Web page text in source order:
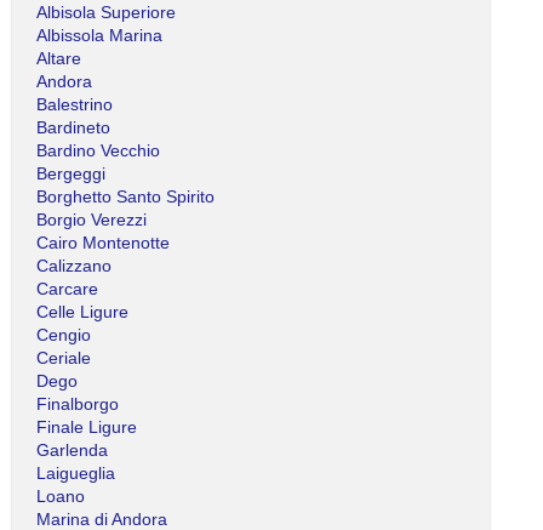
Albisola Superiore
Albissola Marina
Altare
Andora
Balestrino
Bardineto
Bardino Vecchio
Bergeggi
Borghetto Santo Spirito
Borgio Verezzi
Cairo Montenotte
Calizzano
Carcare
Celle Ligure
Cengio
Ceriale
Dego
Finalborgo
Finale Ligure
Garlenda
Laigueglia
Loano
Marina di Andora